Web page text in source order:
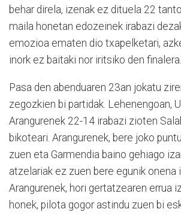
behar direla, izenak ez dituela 22
maila honetan edozeinek irabazi
emozioa ematen dio txapelketari,
inork ez baitaki nor iritsiko den finalera.
Pasa den abenduaren 23an jokatu
zegozkien bi partidak. Lehenengoan,
Arangurenek 22-14 irabazi zioten
bikoteari. Arangurenek, bere joko
zuen eta Garmendia baino gehiago
atzelariak ez zuen bere egunik onena
Arangurenek, hori gertatzearen errua
honek, pilota gogor astindu zuen bi